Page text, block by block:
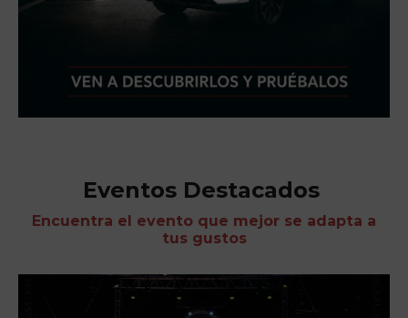
Eventos Destacados
Encuentra el evento que mejor se adapta a
tus gustos